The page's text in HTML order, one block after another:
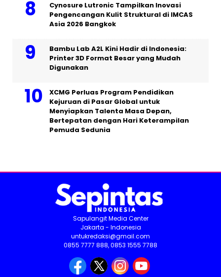
Cynosure Lutronic Tampilkan Inovasi
Pengencangan Kulit Struktural di IMCAS
Asia 2026 Bangkok
Bambu Lab A2L Kini Hadir di Indonesia:
Printer 3D Format Besar yang Mudah
Digunakan
XCMG Perluas Program Pendidikan
Kejuruan di Pasar Global untuk
Menyiapkan Talenta Masa Depan,
Bertepatan dengan Hari Keterampilan
Pemuda Sedunia
Sapulangit Media Center
Jakarta - Indonesia
untukredaksi@gmail.com
0855 7777 888, 0853 1555 7788